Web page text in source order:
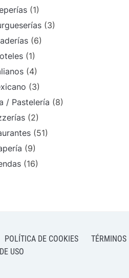
(1)
(3)
(6)
(1)
(4)
(3)
/ Pastelería (8)
(2)
(51)
(9)
(16)
POLÍTICA DE COOKIES
TÉRMINOS
DE USO